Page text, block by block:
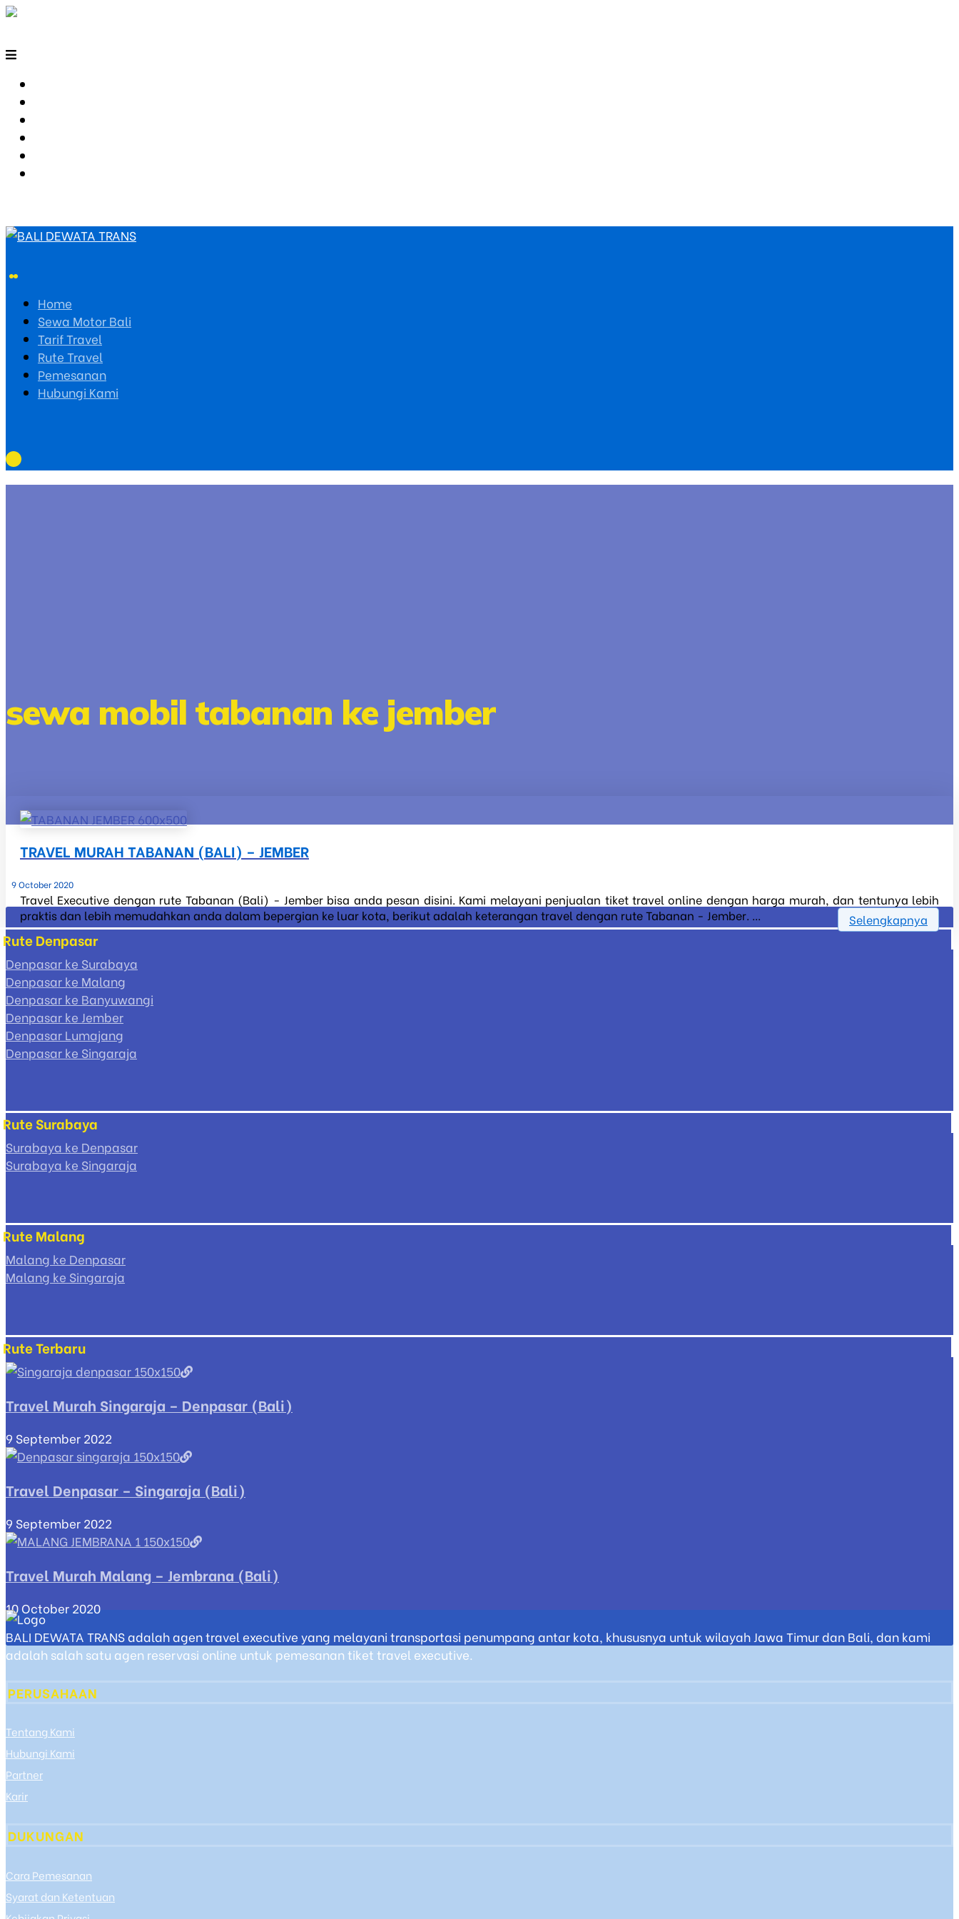
Home
Sewa Motor Bali
Tarif Travel
Rute Travel
Pemesanan
Hubungi Kami
sewa mobil tabanan ke jember
TRAVEL MURAH TABANAN (BALI) – JEMBER
9 October 2020
Travel Executive dengan rute Tabanan (Bali) - Jember bisa anda pesan disini. Kami melayani penjualan tiket travel online dengan harga murah, dan tentunya lebih
praktis dan lebih memudahkan anda dalam bepergian ke luar kota, berikut adalah keterangan travel dengan rute Tabanan - Jember. ...
Selengkapnya
Rute Denpasar
Denpasar ke Surabaya
Denpasar ke Malang
Denpasar ke Banyuwangi
Denpasar ke Jember
Denpasar Lumajang
Denpasar ke Singaraja
Rute Surabaya
Surabaya ke Denpasar
Surabaya ke Singaraja
Rute Malang
Malang ke Denpasar
Malang ke Singaraja
Rute Terbaru
Travel Murah Singaraja – Denpasar (Bali)
9 September 2022
Travel Denpasar – Singaraja (Bali)
9 September 2022
Travel Murah Malang – Jembrana (Bali)
10 October 2020
BALI DEWATA TRANS adalah agen travel executive yang melayani transportasi penumpang antar kota, khususnya untuk wilayah Jawa Timur dan Bali, dan kami
adalah salah satu agen reservasi online untuk pemesanan tiket travel executive.
PERUSAHAAN
Tentang Kami
Hubungi Kami
Partner
Karir
DUKUNGAN
Cara Pemesanan
Syarat dan Ketentuan